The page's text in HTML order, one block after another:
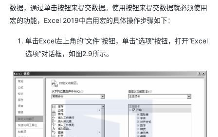
数据，通过单击按钮来提交数据。使用按钮来提交数据就必须使用
宏的功能，Excel 2019中启用宏的具体操作步骤如下：
单击Excel左上角的“文件”按钮，单击“选项”按钮，打开“Excel
选项”对话框，如图2.9所示。